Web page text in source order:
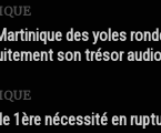
des yoles
son trésor
1ère nécessité en